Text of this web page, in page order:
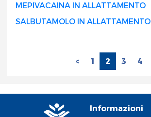
MEPIVACAINA IN ALLATTAMENTO
SALBUTAMOLO IN ALLATTAMENTO
< 1 2 3 4
Informazioni